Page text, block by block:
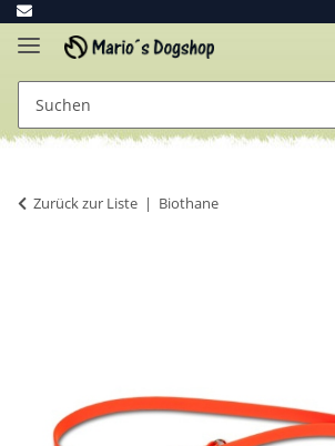
Zurück zur Liste Biothane